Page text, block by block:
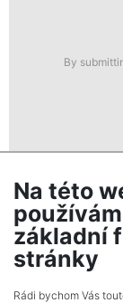
By
Na této
základní
stránky
Rádi bychom Vás